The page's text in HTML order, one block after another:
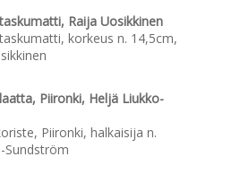
Raija Uosikkinen
korkeus n. 14,5cm,
Piironki, Heljä Liukko-
Piironki, halkaisija n.
Sundström